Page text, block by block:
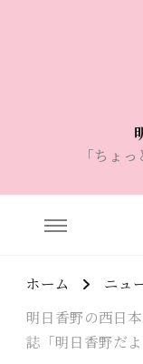
「ちょ
ホーム
ニュ
明日香野の西日
誌「明日香野だ